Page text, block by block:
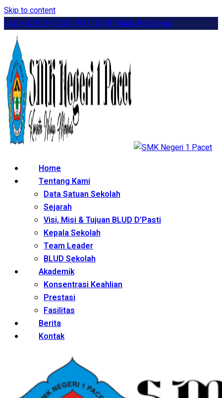
Skip to content
Call: +62 878-7030-3913 (Staff Public Relations)
Home
Tentang Kami
Data Satuan Sekolah
Sejarah
Visi, Misi & Tujuan BLUD D’Pasti
Kepala Sekolah
Team Leader
BLUD Sekolah
Akademik
Konsentrasi Keahlian
Prestasi
Fasilitas
Berita
Kontak